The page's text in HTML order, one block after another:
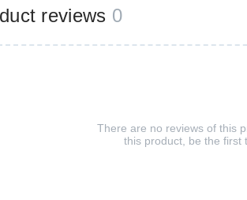
reviews 0
There are no reviews of this
this product, be the first